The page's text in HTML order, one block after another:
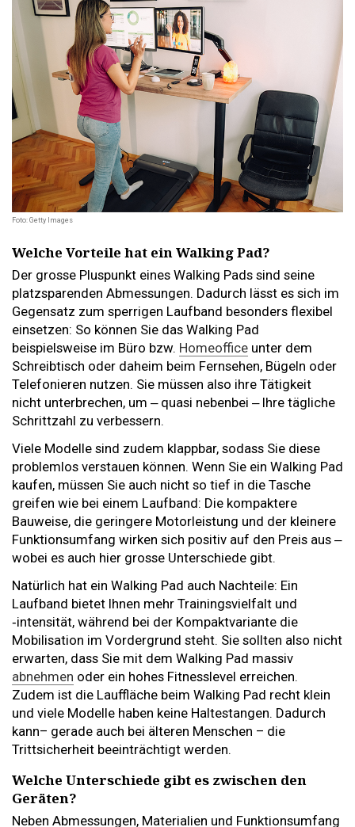
Foto: Getty Images
Welche Vorteile hat ein Walking Pad?
Der grosse Pluspunkt eines Walking Pads sind seine
platzsparenden Abmessungen. Dadurch lässt es sich im
Gegensatz zum sperrigen Laufband besonders flexibel
einsetzen: So können Sie das Walking Pad
beispielsweise im Büro bzw. Homeoffice unter dem
Schreibtisch oder daheim beim Fernsehen, Bügeln oder
Telefonieren nutzen. Sie müssen also ihre Tätigkeit
nicht unterbrechen, um ‒ quasi nebenbei ‒ Ihre tägliche
Schrittzahl zu verbessern.
Viele Modelle sind zudem klappbar, sodass Sie diese
problemlos verstauen können. Wenn Sie ein Walking Pad
kaufen, müssen Sie auch nicht so tief in die Tasche
greifen wie bei einem Laufband: Die kompaktere
Bauweise, die geringere Motorleistung und der kleinere
Funktionsumfang wirken sich positiv auf den Preis aus ‒
wobei es auch hier grosse Unterschiede gibt.
Natürlich hat ein Walking Pad auch Nachteile: Ein
Laufband bietet Ihnen mehr Trainingsvielfalt und
‑intensität, während bei der Kompaktvariante die
Mobilisation im Vordergrund steht. Sie sollten also nicht
erwarten, dass Sie mit dem Walking Pad massiv
abnehmen oder ein hohes Fitnesslevel erreichen.
Zudem ist die Lauffläche beim Walking Pad recht klein
und viele Modelle haben keine Haltestangen. Dadurch
kann– gerade auch bei älteren Menschen – die
Trittsicherheit beeinträchtigt werden.
Welche Unterschiede gibt es zwischen den
Geräten?
Neben Abmessungen, Materialien und Funktionsumfang